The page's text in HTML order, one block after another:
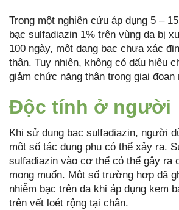
Trong một nghiên cứu áp dụng 5 –
bạc sulfadiazin 1% trên vùng da bị
100 ngày, một dạng bạc chưa xác
thận. Tuy nhiên, không có dấu hiệu
giảm chức năng thận trong giai đoạn
Độc tính ở người
Khi sử dụng bạc sulfadiazin, người
một số tác dụng phụ có thể xảy ra.
sulfadiazin vào cơ thể có thể gây ra
mong muốn. Một số trường hợp đã
nhiễm bạc trên da khi áp dụng kem
trên vết loét rộng tại chân.